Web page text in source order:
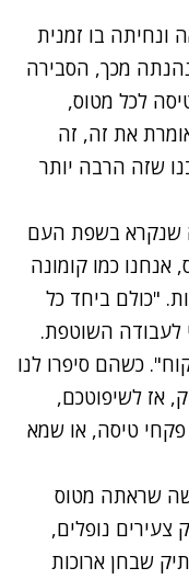
בו זמנית
מכך, הסבירה
לכל מטוס,
את זה, זה
שזה הרבה יותר
שנקרא בשפת העם
כמו קומונה
"כולם ביחד כל
לעבודה השוטפת.
כשהם סיפרו לנו
אז לשיפוטכם,
טיסה, או שמא
שראתה מטוס
צעירים נופלים,
שבחן ארוכות